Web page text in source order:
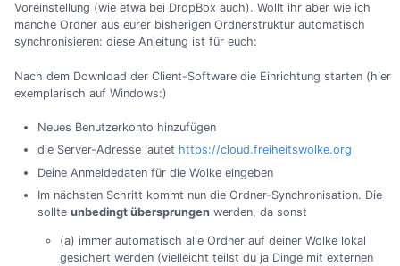
Voreinstellung (wie etwa bei DropBox auch). Wollt ihr aber wie ich
manche Ordner aus eurer bisherigen Ordnerstruktur automatisch
synchronisieren: diese Anleitung ist für euch:
Nach dem Download der Client-Software die Einrichtung starten (hier
exemplarisch auf Windows:)
Neues Benutzerkonto hinzufügen
die Server-Adresse lautet https://cloud.freiheitswolke.org
Deine Anmeldedaten für die Wolke eingeben
Im nächsten Schritt kommt nun die Ordner-Synchronisation. Die
sollte unbedingt übersprungenwerden, da sonst
(a) immer automatisch alle Ordner auf deiner Wolke lokal
gesichert werden (vielleicht teilst du ja Dinge mit externen